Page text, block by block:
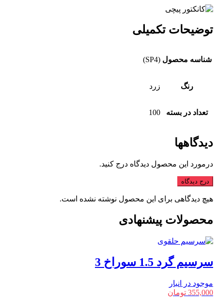
توضیحات تکمیلی
شناسه محصول (SP4)
رنگ زرد
تعداد در بسته 100
دیدگاهها
درمورد این محصول دیدگاه درج کنید.
درج دیدگاه
هیچ دیدگاهی برای این محصول نوشته نشده است.
محصولات پیشنهادی
سرسیم گرد 1.5 سوراخ 3
موجود در انبار
355,000 تومان